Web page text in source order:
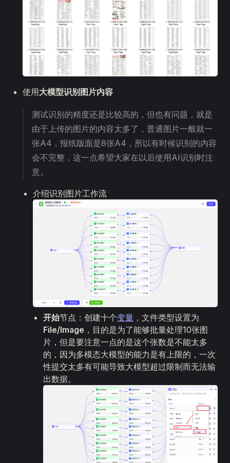
使用大模型识别图片内容
测试识别的精度还是比较高的，但也有问题，就是
由于上传的图片的内容太多了，普通图片一般就一
张A4，报纸版面是8张A4，所以有时候识别的内容
会不完整，这一点希望大家在以后使用AI识别时注
意。
介绍识别图片工作流
开始节点：创建十个变量 ，文件类型设置为
File/Image ，目的是为了能够批量处理10张图
片，但是要注意一点的是这个张数是不能太多
的，因为多模态大模型的能力是有上限的，一次
性提交太多有可能导致大模型超过限制而无法输
出数据。